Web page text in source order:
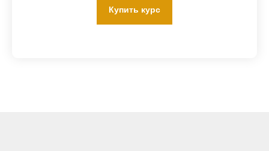
Купить курс